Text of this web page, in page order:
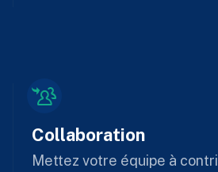
Collaboration
Mettez votre équipe à